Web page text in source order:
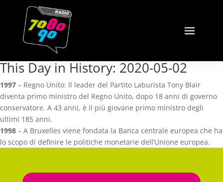
This Day in History: 2020-05-02
1997 – Regno Unito: Il leader del Partito Laburista Tony Blair
diventa primo ministro del Regno Unito, dopo 18 anni di governo
conservatore. A 43 anni, è il più giovane primo ministro degli
ultimi 185 anni.
1998 – A Bruxelles viene fondata la Banca centrale europea che ha
lo scopo di definire le politiche monetarie dell’Unione europea.